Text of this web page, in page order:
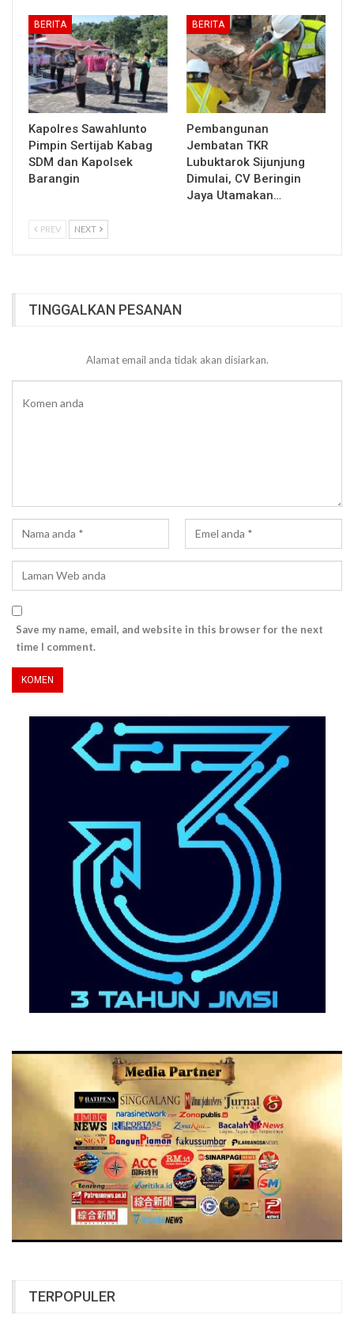
BERITA
Kapolres Sawahlunto
Pimpin Sertijab Kabag
SDM dan Kapolsek
Barangin
BERITA
Pembangunan
Jembatan TKR
Lubuktarok Sijunjung
Dimulai, CV Beringin
Jaya Utamakan…
PREV NEXT
TINGGALKAN PESANAN
Alamat email anda tidak akan disiarkan.
Save my name, email, and website in this browser for the next
time I comment.
TERPOPULER